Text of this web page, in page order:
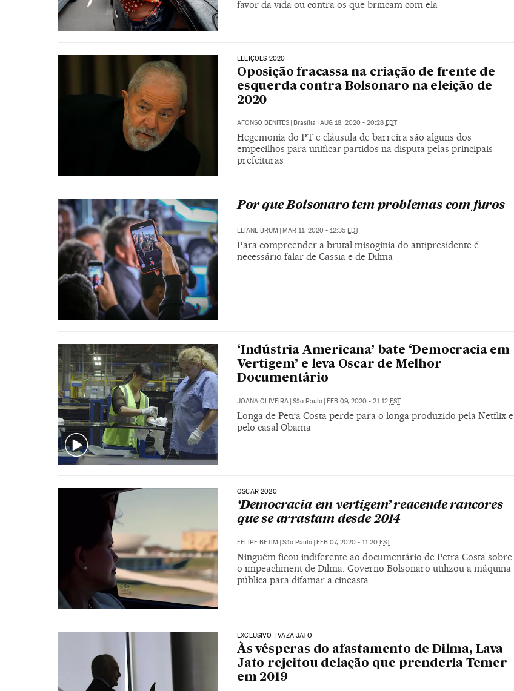
favor da vida ou contra os que brincam com ela
ELEIÇÕES 2020
Oposição fracassa na criação de frente de
esquerda contra Bolsonaro na eleição de
2020
AFONSO BENITES | Brasília | AUG 18, 2020 - 20:28 EDT
Hegemonia do PT e cláusula de barreira são alguns dos
empecilhos para unificar partidos na disputa pelas principais
prefeituras
Por que Bolsonaro tem problemas com furos
ELIANE BRUM | MAR 11, 2020 - 12:35 EDT
Para compreender a brutal misoginia do antipresidente é
necessário falar de Cassia e de Dilma
‘Indústria Americana’ bate ‘Democracia em
Vertigem’ e leva Oscar de Melhor
Documentário
JOANA OLIVEIRA São Paulo FEB 09, 2020 - 21:12 EST
Longa de Petra Costa perde para o longa produzido pela Netflix e
pelo casal Obama
OSCAR 2020
‘Democracia em vertigem’ reacende rancores
que se arrastam desde 2014
FELIPE BETIM | São Paulo | FEB 07, 2020 - 11:20 EST
Ninguém ficou indiferente ao documentário de Petra Costa sobre
o impeachment de Dilma. Governo Bolsonaro utilizou a máquina
pública para difamar a cineasta
EXCLUSIVO | VAZA JATO
Às vésperas do afastamento de Dilma, Lava
Jato rejeitou delação que prenderia Temer
em 2019